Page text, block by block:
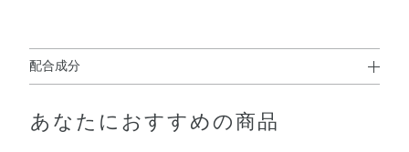
配合成分
配合成分；パラアミノフェノール※、5－アミノオルトク
あなたにおすすめの商品